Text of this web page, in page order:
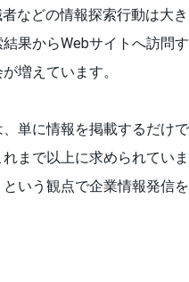
などの情報探索行動は大き
果からWebサイトへ訪問
増えています。
単に情報を掲載するだけ
まで以上に求められていま
いう観点で企業情報発信